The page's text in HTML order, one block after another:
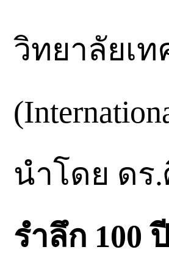
วิทยาลัยเ
นำโดย ดร
รำลึก 100